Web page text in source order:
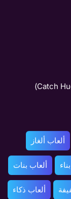
ألعاب ألغاز
ألعاب بنات
ألعاب ذكاء